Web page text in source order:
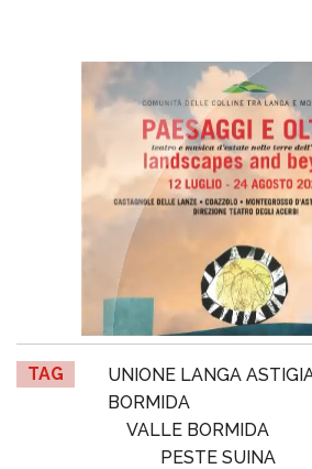
TAG
UNIONE LANGA
BORMIDA
VALLE BORMIDA
PESTE SUINA